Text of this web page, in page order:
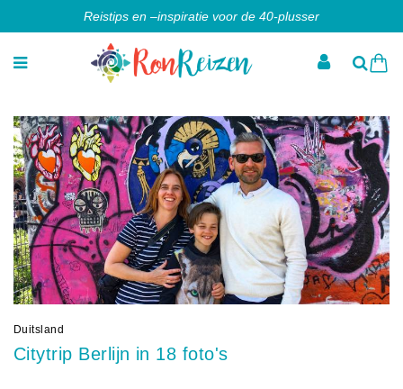
Reistips en –inspiratie voor de 40-plusser
Duitsland
Citytrip Berlijn in 18 foto's